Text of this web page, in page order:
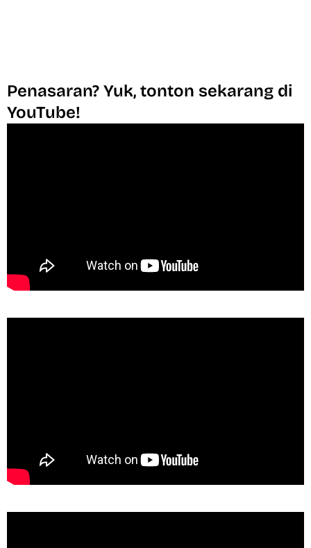
Penasaran? Yuk, tonton sekarang di
YouTube!